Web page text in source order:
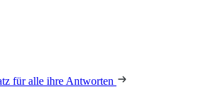
für alle ihre Antworten